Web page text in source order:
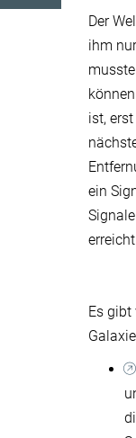
Der
ihm
ist,
ein
Es